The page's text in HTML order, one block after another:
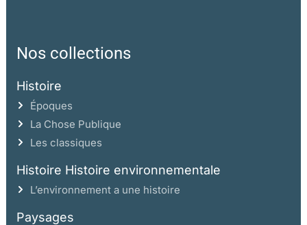
Nos collections
Histoire
Époques
La Chose Publique
Les classiques
Histoire Histoire environnementale
L’environnement a une histoire
Paysages